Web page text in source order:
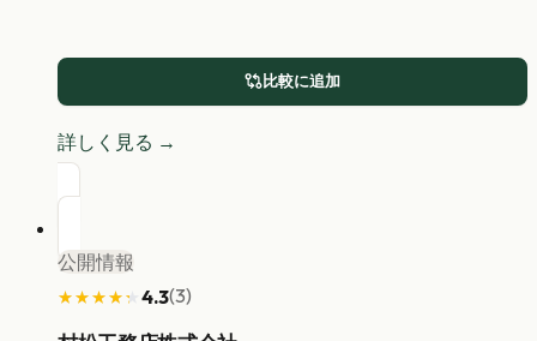
比較に追加
詳しく見る →
公開情報
★★★★★
★★★★★ 4.3(3)